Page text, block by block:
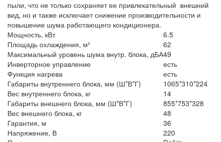
пыли, что не только сохраняет ее привлекательный внешний
вид, но и также исключает снижение производительности и
повышение шума работающего кондиционера.
Мощность, кВт
6.5
Площадь охлаждения, м²
62
Максимальный уровень шума внутр. блока, дБА49
Инверторное управление
есть
Функция нагрева
есть
Габариты внутреннего блока, мм (Ш*В*Г)
1065*310*224
Вес внутреннего блока, кг
14
Габариты внешнего блока, мм (Ш*В*Г)
855*753*328
Вес внешнего блока, кг
48
Гарантия, м
36
Напряжение, В
220